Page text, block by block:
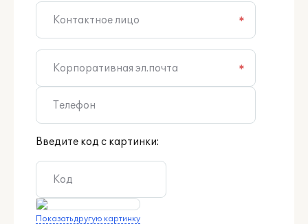
*
*
Введите код с картинки:
Показать другую картинку